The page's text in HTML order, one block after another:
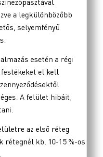
a legkülönbözőbb
selyemfényű
esetén a régi
el kell
A felület hibáit,
az első réteg
rétegnél kb. 10-15 %-os